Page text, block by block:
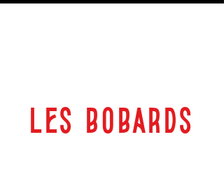
LES BOBARDS